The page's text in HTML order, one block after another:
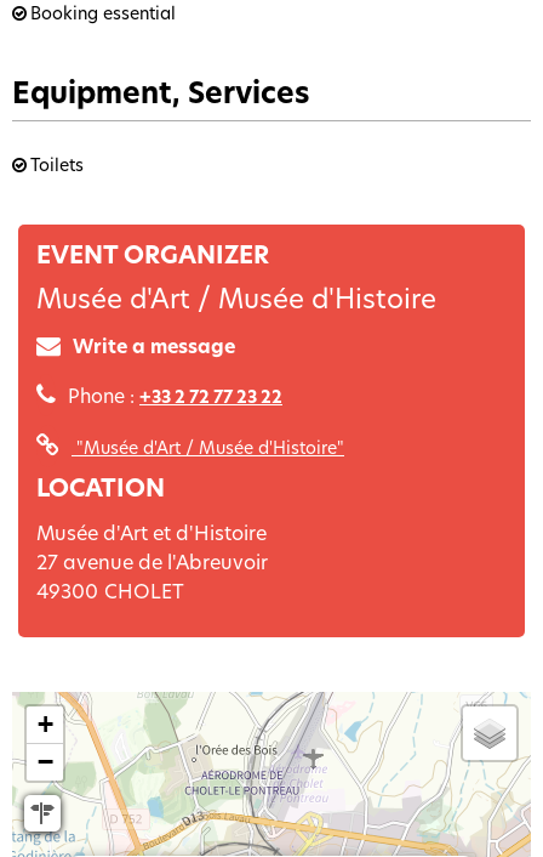
Booking essential
Equipment, Services
Toilets
EVENT ORGANIZER
Musée d'Art / Musée d'Histoire
Write a message
Phone : +33 2 72 77 23 22
"Musée d'Art / Musée d'Histoire"
LOCATION
Musée d'Art et d'Histoire
27 avenue de l'Abreuvoir
49300 CHOLET
+
−